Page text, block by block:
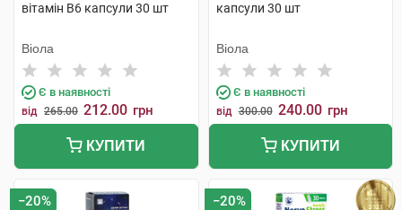
вітамін В6 капсули 30 шт
Віола
Є в наявності
від 265.00 212.00 грн
КУПИТИ
капсули 30 шт
Віола
Є в наявності
від 300.00 240.00 грн
КУПИТИ
−20% −20%